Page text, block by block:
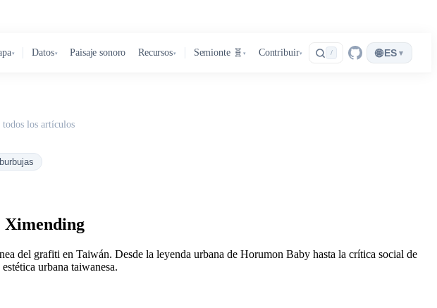
▾ Datos▾ Paisaje sonoro Recursos▾ Semionte 🧬 ▾ Contribuir▾ / 🌐 ES ▾
todos los artículos
Ximending
del grafiti en Taiwán. Desde la leyenda urbana de Horumon Baby hasta la crítica social de
urbana taiwanesa.